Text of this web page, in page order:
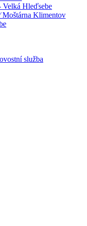
Hleďsebe
Moštárna Klimentov
služba